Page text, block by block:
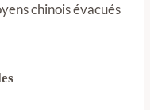
chinois évacués